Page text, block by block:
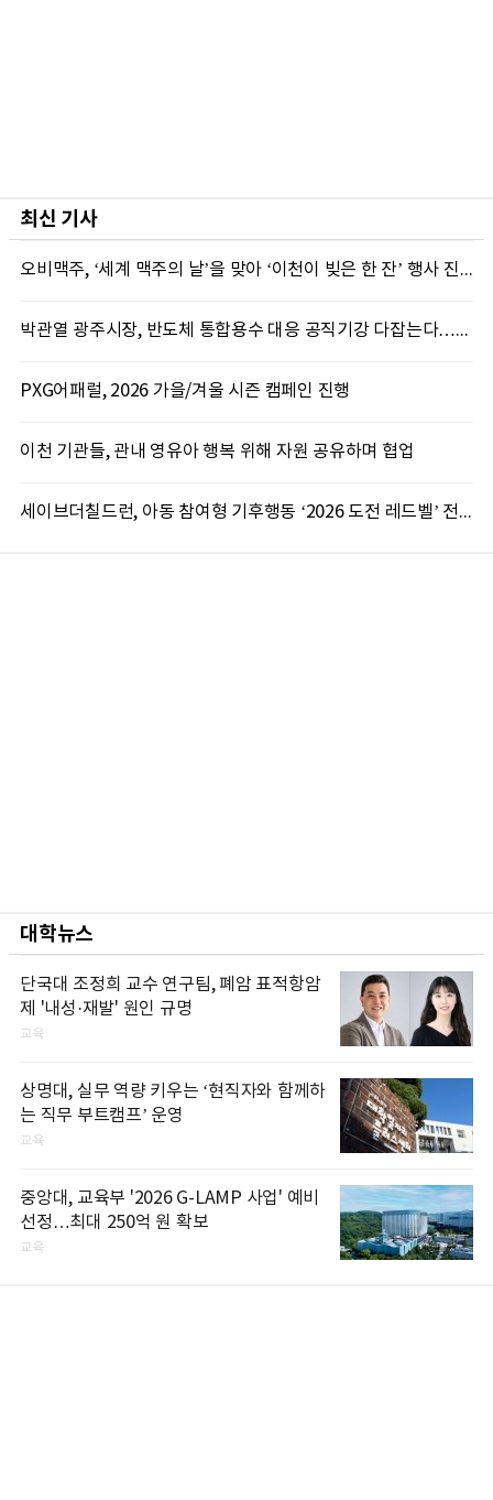
최신 기사
오비맥주, ‘세계 맥주의 날’을 맞아 ‘이천이 빚은 한 잔’ 행사 진행
박관열 광주시장, 반도체 통합용수 대응 공직기강 다잡는다…“공식 입장 미반영 엄중 조치”
PXG어패럴, 2026 가을/겨울 시즌 캠페인 진행
이천 기관들, 관내 영유아 행복 위해 자원 공유하며 협업
세이브더칠드런, 아동 참여형 기후행동 ‘2026 도전 레드벨’ 전국 본선 성료
대학뉴스
단국대 조정희 교수 연구팀, 폐암 표적항암
제 '내성·재발' 원인 규명
교육
상명대, 실무 역량 키우는 ‘현직자와 함께하
는 직무 부트캠프’ 운영
교육
중앙대, 교육부 '2026 G-LAMP 사업' 예비
선정…최대 250억 원 확보
교육